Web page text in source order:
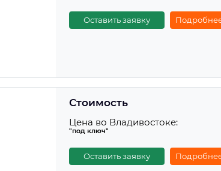
Оставить заявку
Стоимость
Цена во Владивостоке:
"под ключ"
Оставить заявку